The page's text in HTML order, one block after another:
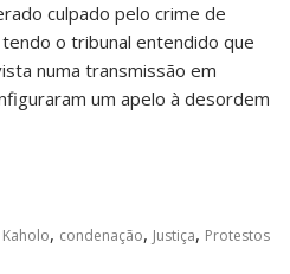
culpado pelo crime de
o tribunal entendido que
numa transmissão em
um apelo à desordem
, condenação, Justiça, Protestos